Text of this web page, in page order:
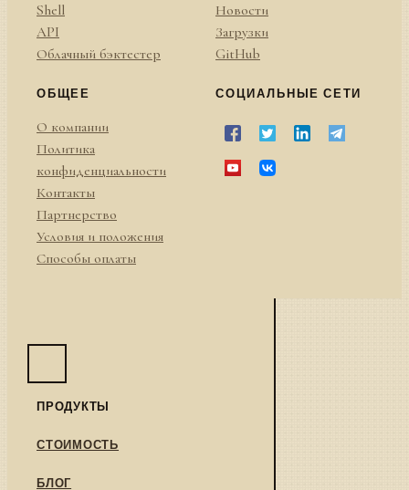
Shell
API
Облачный бэктестер
Новости
Загрузки
GitHub
ОБЩЕЕ
О компании
Политика
конфиденциальности
Контакты
Партнерство
Условия и положения
Способы оплаты
СОЦИАЛЬНЫЕ СЕТИ
ПРОДУКТЫ
СТОИМОСТЬ
БЛОГ